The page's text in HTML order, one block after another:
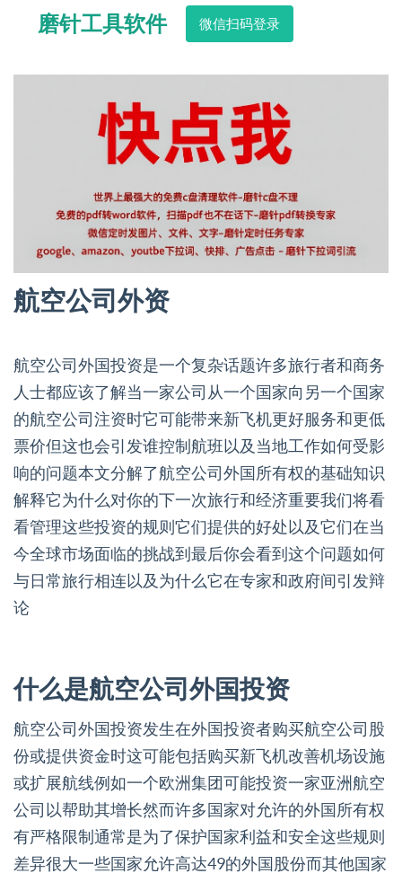
磨针工具软件 微信扫码登录
航空公司外资
航空公司外国投资是一个复杂话题许多旅行者和商务
人士都应该了解当一家公司从一个国家向另一个国家
的航空公司注资时它可能带来新飞机更好服务和更低
票价但这也会引发谁控制航班以及当地工作如何受影
响的问题本文分解了航空公司外国所有权的基础知识
解释它为什么对你的下一次旅行和经济重要我们将看
看管理这些投资的规则它们提供的好处以及它们在当
今全球市场面临的挑战到最后你会看到这个问题如何
与日常旅行相连以及为什么它在专家和政府间引发辩
论
什么是航空公司外国投资
航空公司外国投资发生在外国投资者购买航空公司股
份或提供资金时这可能包括购买新飞机改善机场设施
或扩展航线例如一个欧洲集团可能投资一家亚洲航空
公司以帮助其增长然而许多国家对允许的外国所有权
有严格限制通常是为了保护国家利益和安全这些规则
差异很大一些国家允许高达49的外国股份而其他国家